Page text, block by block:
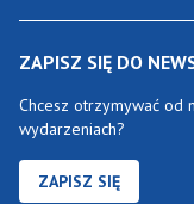
ZAPISZ SIĘ DO
Chcesz otrzymywać od
wydarzeniach?
ZAPISZ SIĘ